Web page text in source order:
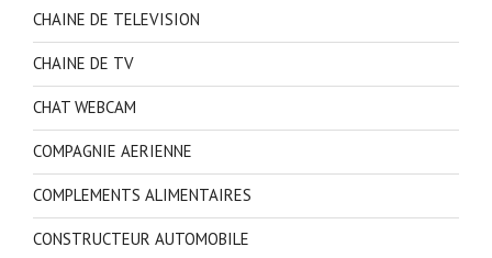
CHAINE DE TELEVISION
CHAINE DE TV
CHAT WEBCAM
COMPAGNIE AERIENNE
COMPLEMENTS ALIMENTAIRES
CONSTRUCTEUR AUTOMOBILE